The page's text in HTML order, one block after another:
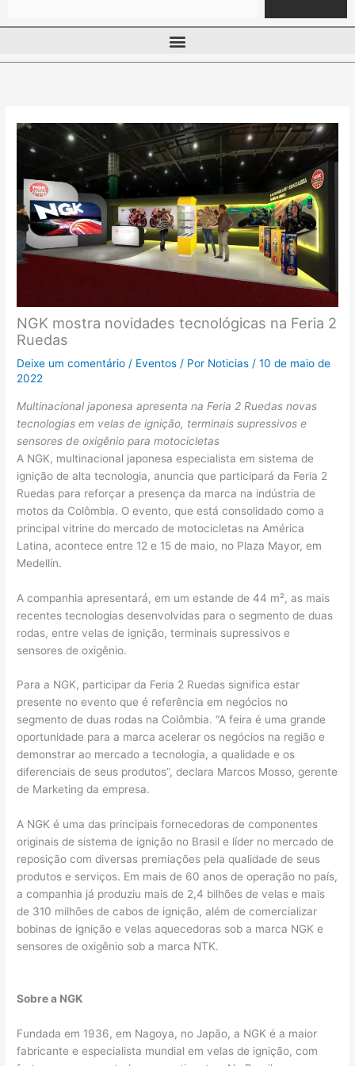
NGK mostra novidades tecnológicas na Feria 2
Ruedas
Deixe um comentário / Eventos / Por Noticias /10 de maio de
2022
Multinacional japonesa apresenta na Feria 2 Ruedas novas
tecnologias em velas de ignição, terminais supressivos e
sensores de oxigênio para motocicletas
A NGK, multinacional japonesa especialista em sistema de
ignição de alta tecnologia, anuncia que participará da Feria 2
Ruedas para reforçar a presença da marca na indústria de
motos da Colômbia. O evento, que está consolidado como a
principal vitrine do mercado de motocicletas na América
Latina, acontece entre 12 e 15 de maio, no Plaza Mayor, em
Medellín.
A companhia apresentará, em um estande de 44 m², as mais
recentes tecnologias desenvolvidas para o segmento de duas
rodas, entre velas de ignição, terminais supressivos e
sensores de oxigênio.
Para a NGK, participar da Feria 2 Ruedas significa estar
presente no evento que é referência em negócios no
segmento de duas rodas na Colômbia. “A feira é uma grande
oportunidade para a marca acelerar os negócios na região e
demonstrar ao mercado a tecnologia, a qualidade e os
diferenciais de seus produtos”, declara Marcos Mosso, gerente
de Marketing da empresa.
A NGK é uma das principais fornecedoras de componentes
originais de sistema de ignição no Brasil e líder no mercado de
reposição com diversas premiações pela qualidade de seus
produtos e serviços. Em mais de 60 anos de operação no país,
a companhia já produziu mais de 2,4 bilhões de velas e mais
de 310 milhões de cabos de ignição, além de comercializar
bobinas de ignição e velas aquecedoras sob a marca NGK e
sensores de oxigênio sob a marca NTK.
Sobre a NGK
Fundada em 1936, em Nagoya, no Japão, a NGK é a maior
fabricante e especialista mundial em velas de ignição, com